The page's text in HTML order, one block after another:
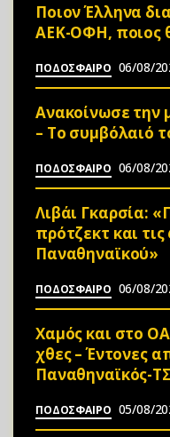
Ποιον Έλληνα
ΑΕΚ-ΟΦΗ, ποιος
ΠΟΔΟΣΦΑΙΡΟ 06/08/
Ανακοίνωσε την
– Το συμβόλαιό
ΠΟΔΟΣΦΑΙΡΟ 06/08/
Λιβάι Γκαρσία:
πρότζεκτ και
Παναθηναϊκού»
ΠΟΔΟΣΦΑΙΡΟ 06/08/
Χαμός και στο
χθες – Έντονες
Παναθηναϊκός-
ΠΟΔΟΣΦΑΙΡΟ 05/08/